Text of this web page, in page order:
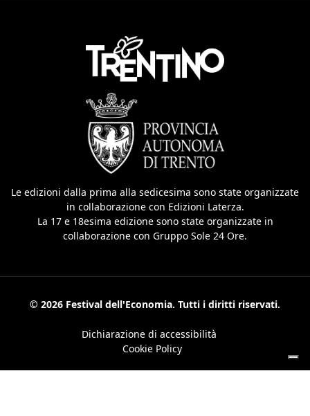
Le edizioni dalla prima alla sedicesima sono state organizzate
in collaborazione con Edizioni Laterza.
La 17 e 18esima edizione sono state organizzate in
collaborazione con Gruppo Sole 24 Ore.
© 2026 Festival dell'Economia. Tutti i diritti riservati.
Dichiarazione di accessibilità
Cookie Policy